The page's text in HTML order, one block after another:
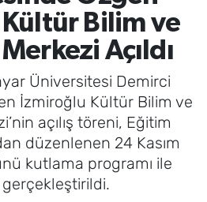
Bilim ve
Açıldı
Üniversitesi Demirci
İzmiroğlu Kültür Bilim ve
açılış töreni, Eğitim
düzenlenen 24 Kasım
kutlama programı ile
ve Fikstür